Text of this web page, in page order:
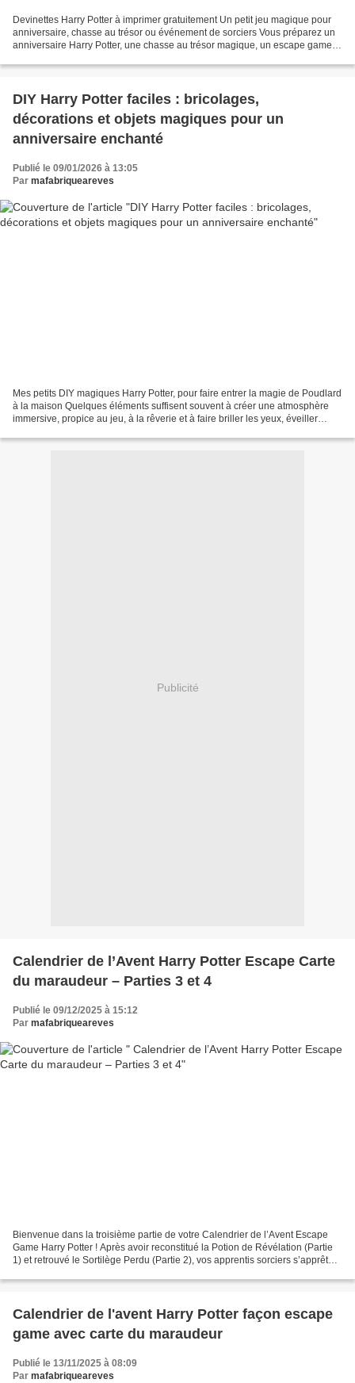
Devinettes Harry Potter à imprimer gratuitement Un petit jeu magique pour
anniversaire, chasse au trésor ou événement de sorciers Vous préparez un
anniversaire Harry Potter, une chasse au trésor magique, un escape game
DIY Harry Potter faciles : bricolages,
décorations et objets magiques pour un
anniversaire enchanté
Publié le 09/01/2026 à 13:05
Par mafabriqueareves
Mes petits DIY magiques Harry Potter, pour faire entrer la magie de Poudlard
à la maison Quelques éléments suffisent souvent à créer une atmosphère
immersive, propice au jeu, à la rêverie et à faire briller les yeux, éveiller
Publicité
Calendrier de l’Avent Harry Potter Escape Carte
du maraudeur – Parties 3 et 4
Publié le 09/12/2025 à 15:12
Par mafabriqueareves
Bienvenue dans la troisième partie de votre Calendrier de l’Avent Escape
Game Harry Potter ! Après avoir reconstitué la Potion de Révélation (Partie
1) et retrouvé le Sortilège Perdu (Partie 2), vos apprentis sorciers s’apprêtent
Calendrier de l'avent Harry Potter façon escape
game avec carte du maraudeur
Publié le 13/11/2025 à 08:09
Par mafabriqueareves